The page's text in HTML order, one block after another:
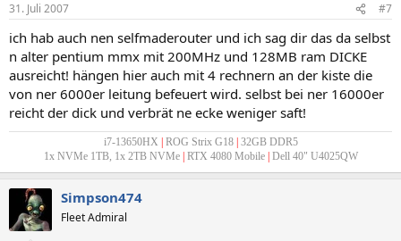
31. Juli 2007 #7
ich hab auch nen selfmaderouter und ich sag dir das da selbst
n alter pentium mmx mit 200MHz und 128MB ram DICKE
ausreicht! hängen hier auch mit 4 rechnern an der kiste die
von ner 6000er leitung befeuert wird. selbst bei ner 16000er
reicht der dick und verbrät ne ecke weniger saft!
i7-13650HX ROG Strix G18 32GB DDR5
1x NVMe 1TB, 1x 2TB NVMe| RTX 4080 Mobile Dell 40" U4025QW
Simpson474
Fleet Admiral